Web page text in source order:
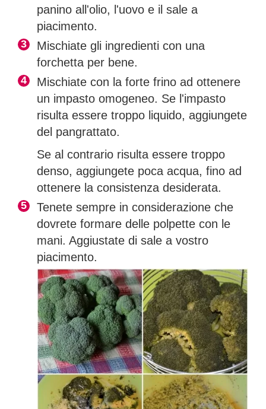
panino all'olio, l'uovo e il sale a
piacimento.
Mischiate gli ingredienti con una
forchetta per bene.
Mischiate con la forte frino ad ottenere
un impasto omogeneo. Se l'impasto
risulta essere troppo liquido, aggiungete
del pangrattato.
Se al contrario risulta essere troppo
denso, aggiungete poca acqua, fino ad
ottenere la consistenza desiderata.
Tenete sempre in considerazione che
dovrete formare delle polpette con le
mani. Aggiustate di sale a vostro
piacimento.